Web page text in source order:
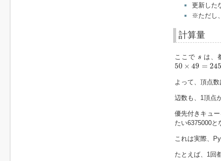
更新した
※ただし
計算量
ここで s
sは、
50 × 49 =
50 × 49= 2450
よって、頂点
辺数も、1頂点
優先付きキュ
たい6375000と
これは実際、
たとえば、1回